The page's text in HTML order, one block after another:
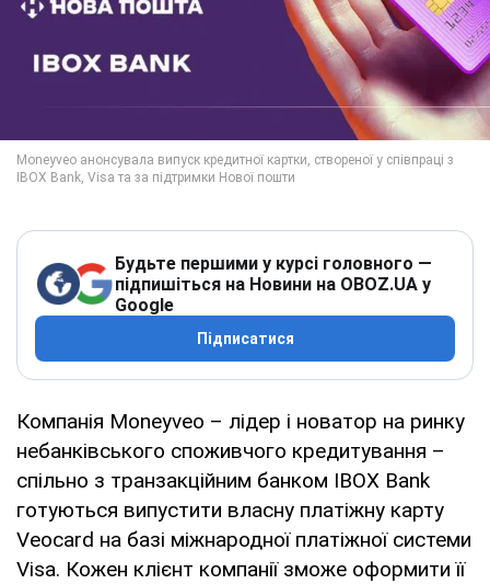
Будьте першими у курсі головного —
підпишіться на Новини на OBOZ.UA у
Google
Підписатися
Компанія Moneyveo – лідер і новатор на ринку
небанківського споживчого кредитування –
спільно з транзакційним банком IBOX Bank
готуються випустити власну платіжну карту
Veocard на базі міжнародної платіжної системи
Visa. Кожен клієнт компанії зможе оформити її